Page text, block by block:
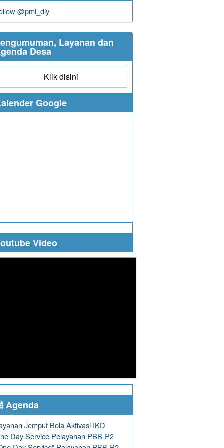
@pmi_diy
Layanan dan
Desa
Klik disini
Google
Video
Agenda
Jemput Bola Aktivasi IKD
Day Service Pelayanan PBB-P2